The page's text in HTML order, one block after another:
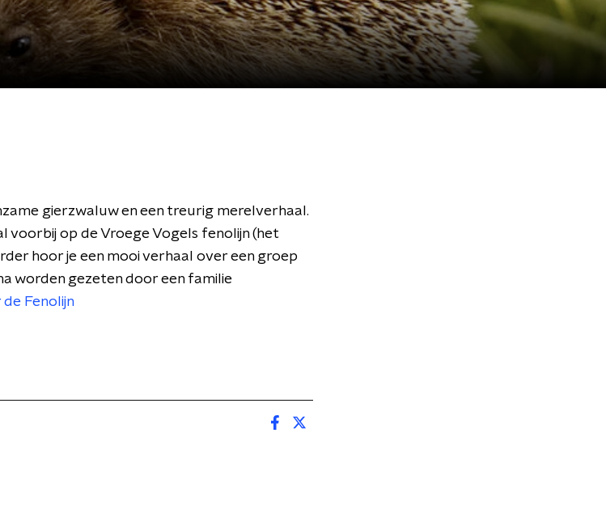
gierzwaluw en een treurig merelverhaal.
voorbij op de Vroege Vogels fenolijn (het
hoor je een mooi verhaal over een groep
worden gezeten door een familie
Fenolijn